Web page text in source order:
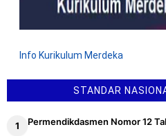
Info Kurikulum Merdeka
STANDAR
Permendikdasmen Nomor 12